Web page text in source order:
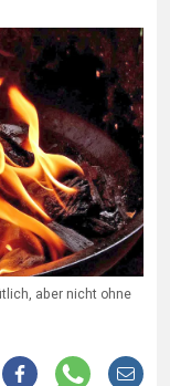
aber nicht ohne